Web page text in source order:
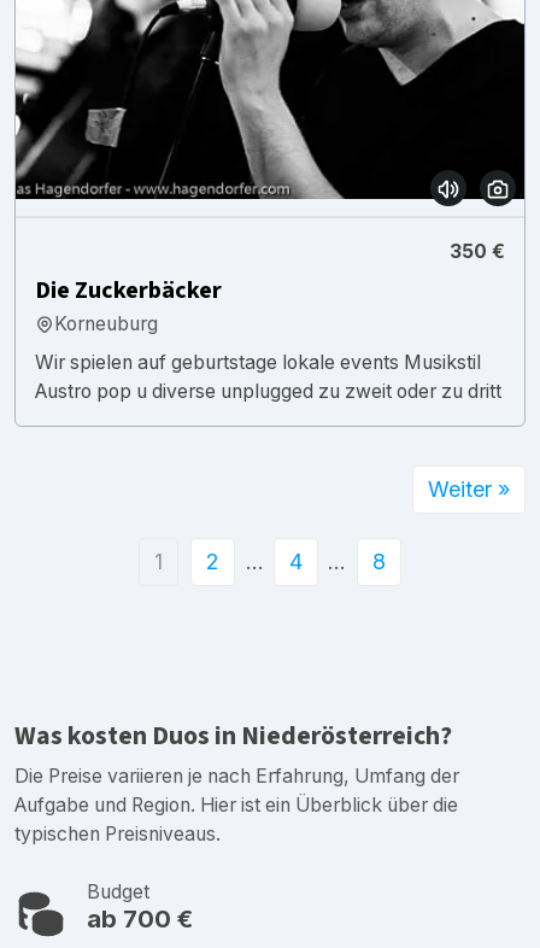
350 €
Die Zuckerbäcker
Korneuburg
Wir spielen auf geburtstage lokale events Musikstil
Austro pop u diverse unplugged zu zweit oder zu dritt
1 2 … 4 … 8
Weiter »
Was kosten Duos in Niederösterreich?
Die Preise variieren je nach Erfahrung, Umfang der
Aufgabe und Region. Hier ist ein Überblick über die
typischen Preisniveaus.
Budget
ab 700 €